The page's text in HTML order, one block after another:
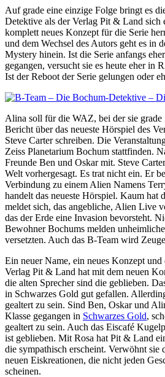
Auf grade eine einzige Folge bringt es
Detektive als der Verlag Pit & Land sich
komplett neues Konzept für die Serie
und dem Wechsel des Autors geht es in
Mystery hinein. Ist die Serie anfangs
gegangen, versucht sie es heute eher in
Ist der Reboot der Serie gelungen oder
Alina soll für die WAZ, bei der sie grade
Bericht über das neueste Hörspiel des
Steve Carter schreiben. Die
Zeiss Planetarium Bochum stattfinden.
Freunde Ben und Oskar mit. Steve
Welt vorhergesagt. Es trat nicht ein. Er
Verbindung zu einem Alien Namens
handelt das neueste Hörspiel. Kaum hat
meldet sich, das angebliche, Alien Live
das der Erde eine Invasion bevorsteht.
Bewohner Bochums melden
versetzten. Auch das B-Team wird
Ein neuer Name, ein neues Konzept
Verlag Pit & Land hat mit dem neuen
die alten Sprecher sind die geblieben.
in Schwarzes Gold gut gefallen.
gealtert zu sein. Sind Ben, Oskar und
Klasse gegangen in Schwarzes Gold,
gealtert zu sein. Auch das Eiscafé
ist geblieben. Mit Rosa hat Pit & Land
die sympathisch erscheint. Verwöhnt sie
neuen Eiskreationen, die nicht jeden
scheinen.